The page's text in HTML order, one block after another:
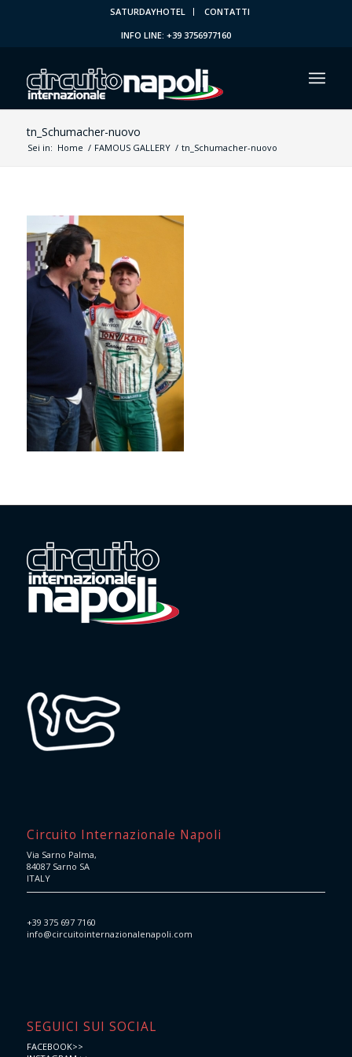
SATURDAYHOTEL
CONTATTI
INFO LINE: +39 3756977160
tn_Schumacher-nuovo
Sei in: Home / FAMOUS GALLERY / tn_Schumacher-nuovo
Circuito Internazionale Napoli
Via Sarno Palma,
84087 Sarno SA
ITALY
+39 375 697 7160
info@circuitointernazionalenapoli.com
SEGUICI SUI SOCIAL
FACEBOOK>>